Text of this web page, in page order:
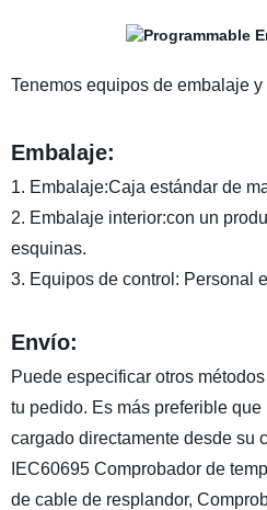
Tenemos equipos de embalaje
Embalaje:
1. Embalaje:Caja estándar de
2. Embalaje interior:con un
esquinas.
3. Equipos de control: Personal
Envío:
Puede especificar otros
tu pedido. Es más preferible
cargado directamente desde su
IEC60695 Comprobador de
de cable de resplandor,